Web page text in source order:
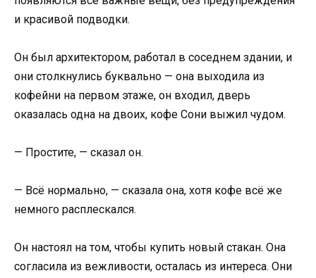
и красивой подводки.
Он был архитектором, работал в соседнем здании, и
они столкнулись буквально — она выходила из
кофейни на первом этаже, он входил, дверь
оказалась одна на двоих, кофе Сони выжил чудом.
— Простите, — сказал он.
— Всё нормально, — сказала она, хотя кофе всё же
немного расплескался.
Он настоял на том, чтобы купить новый стакан. Она
согласила из вежливости, осталась из интереса. Они